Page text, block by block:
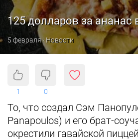
125 долларов за ананас
5 февраля · Новости
1 0
То, что создал Сэм
Panapoulos) и его брат-
окрестили гавайской